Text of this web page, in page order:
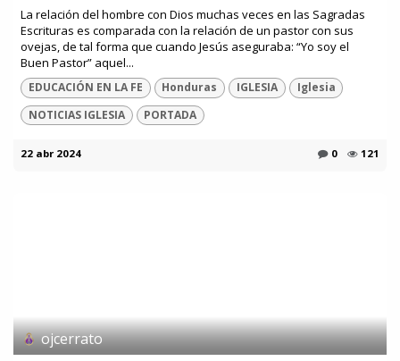
La relación del hombre con Dios muchas veces en las Sagradas
Escrituras es comparada con la relación de un pastor con sus
ovejas, de tal forma que cuando Jesús aseguraba: “Yo soy el
Buen Pastor” aquel...
EDUCACIÓN EN LA FE Honduras IGLESIA
Iglesia
NOTICIAS IGLESIA
PORTADA
22 abr 2024 0 121
ojcerrato